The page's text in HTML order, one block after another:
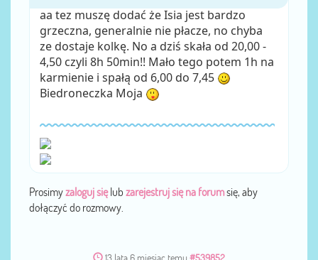
aa tez muszę dodać że Isia jest bardzo
grzeczna, generalnie nie płacze, no chyba
ze dostaje kolkę. No a dziś skała od 20,00 -
4,50 czyli 8h 50min!! Mało tego potem 1h na
karmienie i spałą od 6,00 do 7,45
Biedroneczka Moja
Prosimyzaloguj sięlub zarejestruj się na forumsię, aby
dołączyć do rozmowy.
13 lata 6 miesiąc temu #539852